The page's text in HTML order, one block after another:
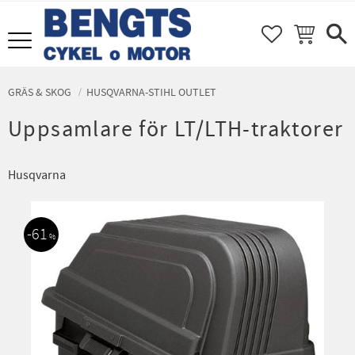
Meny FAVORITER
KUNDVAGN
GRÄS & SKOG HUSQVARNA-STIHL OUTLET
Uppsamlare för LT/LTH-traktorer
Husqvarna
61 %